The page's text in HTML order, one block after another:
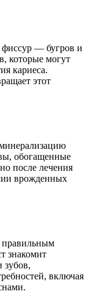
фиссур — бугров и
которые могут
кариеса.
этот
обогащенные
после лечения
врожденных
правильным
знакомит
зубов,
включая